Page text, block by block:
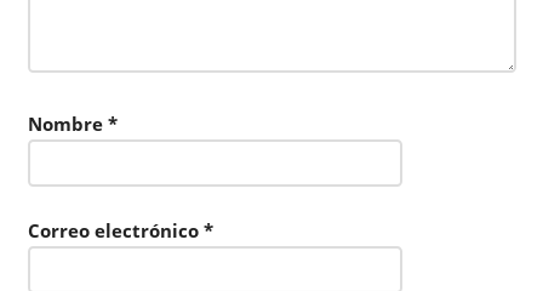
Nombre *
Correo electrónico *